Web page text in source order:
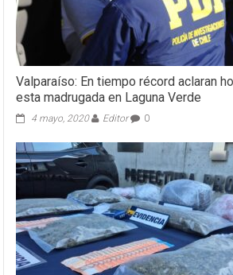
Valparaíso: En tiempo récord aclaran
esta madrugada en Laguna Verde
4 mayo, 2020 Editor 0